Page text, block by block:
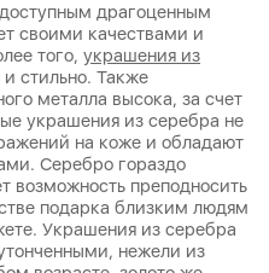
драгоценным
своими качествами и
того, украшения из
и стильно. Также
металла высока, за счет
украшения из серебра не
на коже и обладают
Серебро гораздо
возможность преподносить
подарка близким людям
Украшения из серебра
нежели из